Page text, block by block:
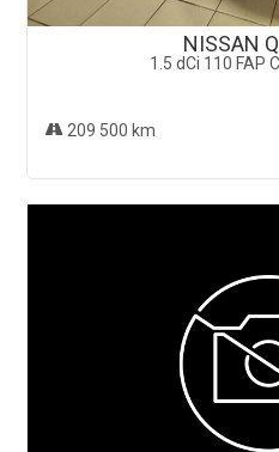
NISSAN
1.5 dCi 110 FAP
209 500 km